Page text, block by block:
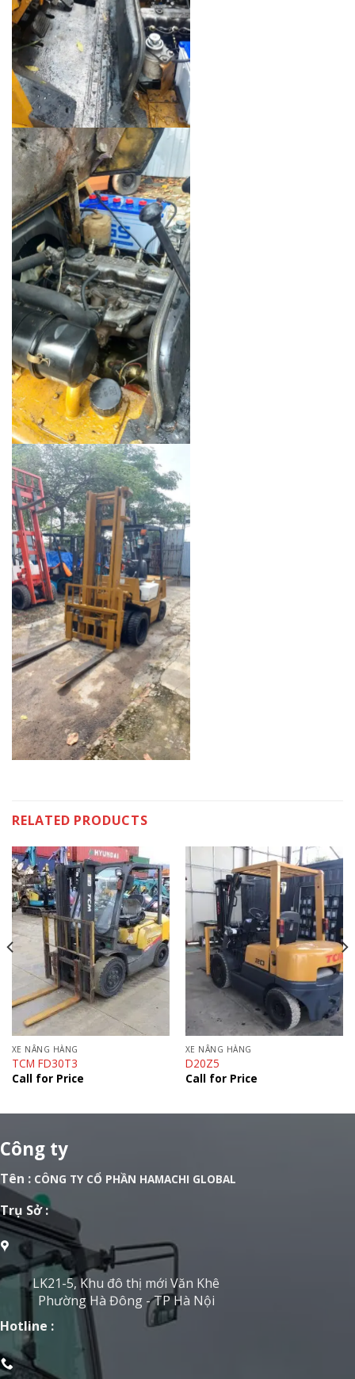
RELATED PRODUCTS
XE NÂNG HÀNG
TCM FD30T3
Call for Price
XE NÂNG HÀNG
D20Z5
Call for Price
Công ty
Tên : CÔNG TY CỔ PHẦN HAMACHI GLOBAL
Trụ Sở :
LK21-5, Khu đô thị mới Văn Khê
Phường Hà Đông - TP Hà Nội
Hotline :